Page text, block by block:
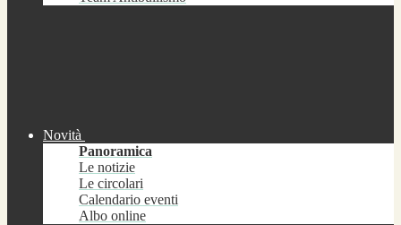
Novità
Panoramica
Le notizie
Le circolari
Calendario eventi
Albo online